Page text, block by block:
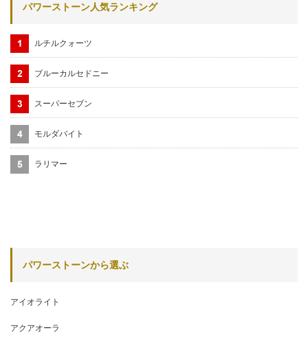
パワーストーン人気ランキング
ルチルクォーツ
ブルーカルセドニー
スーパーセブン
モルダバイト
ラリマー
パワーストーンから選ぶ
アイオライト
アクアオーラ